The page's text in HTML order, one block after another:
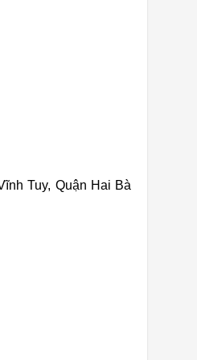
Tuy, Quận Hai Bà